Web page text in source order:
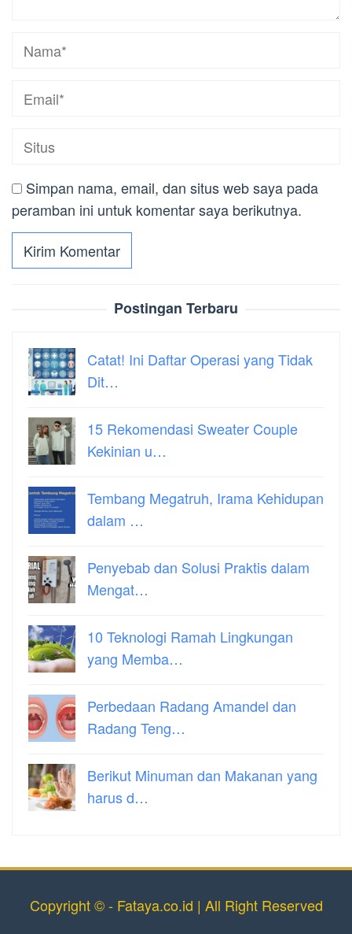
Simpan nama, email, dan situs web saya pada
peramban ini untuk komentar saya berikutnya.
Postingan Terbaru
Catat! Ini Daftar Operasi yang Tidak
Dit…
15 Rekomendasi Sweater Couple
Kekinian u…
Tembang Megatruh, Irama Kehidupan
dalam …
Penyebab dan Solusi Praktis dalam
Mengat…
10 Teknologi Ramah Lingkungan
yang Memba…
Perbedaan Radang Amandel dan
Radang Teng…
Berikut Minuman dan Makanan yang
harus d…
Copyright © - Fataya.co.id | All Right Reserved